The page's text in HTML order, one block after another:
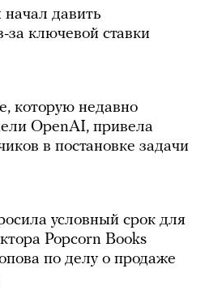
давить
за ключевой ставки
которую недавно
OpenAI, привела
в постановке задачи
условный срок для
Popcorn Books
по делу о продаже